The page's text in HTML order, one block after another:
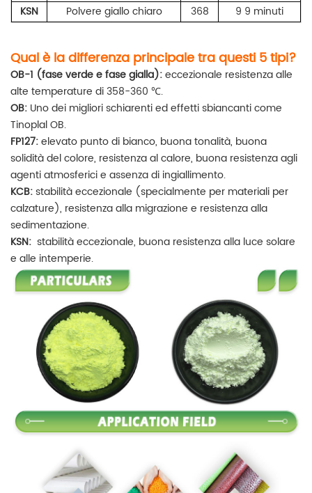
KSN
Polvere giallo chiaro 368 9 9 minuti
Qual è la differenza principale tra questi 5 tipi?
OB-1 (fase verde e fase gialla):eccezionale resistenza alle
alte temperature di 358-360 ℃.
OB: Uno dei migliori schiarenti ed effetti sbiancanti come
Tinoplal OB.
FP127:elevato punto di bianco, buona tonalità, buona
solidità del colore, resistenza al calore, buona resistenza agli
agenti atmosferici e assenza di ingiallimento.
KCB:stabilità eccezionale (specialmente per materiali per
calzature), resistenza alla migrazione e resistenza alla
sedimentazione.
KSN: stabilità eccezionale, buona resistenza alla luce solare
e alle intemperie.